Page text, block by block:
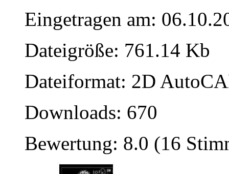
Eingetragen am:
Dateigröße: 761.14 Kb
Dateiformat: 2D
Downloads: 670
Bewertung: 8.0 (16